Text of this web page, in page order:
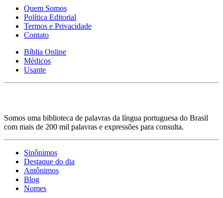
Quem Somos
Política Editorial
Termos e Privacidade
Contato
Bíblia Online
Médicos
Usante
Somos uma biblioteca de palavras da língua portuguesa do Brasil
com mais de 200 mil palavras e expressões para consulta.
Sinônimos
Destaque do dia
Antônimos
Blog
Nomes